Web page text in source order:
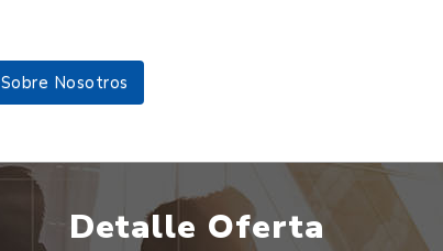
Sobre Nosotros
Detalle Oferta